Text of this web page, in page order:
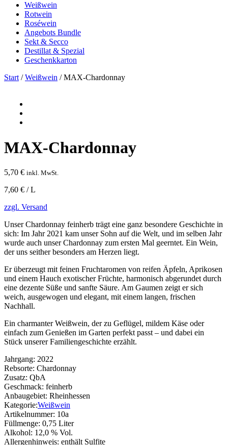
Weißwein
Rotwein
Roséwein
Angebots Bundle
Sekt & Secco
Destillat & Spezial
Geschenkkarton
Start/Weißwein / MAX-Chardonnay
MAX-Chardonnay
5,70 € inkl. MwSt.
7,60 € / L
zzgl. Versand
Unser Chardonnay feinherb trägt eine ganz besondere Geschichte in
sich: Im Jahr 2021 kam unser Sohn auf die Welt, und im selben Jahr
wurde auch unser Chardonnay zum ersten Mal geerntet. Ein Wein,
der uns seither besonders am Herzen liegt.
Er überzeugt mit feinen Fruchtaromen von reifen Äpfeln, Aprikosen
und einem Hauch exotischer Früchte, harmonisch abgerundet durch
eine dezente Süße und sanfte Säure. Am Gaumen zeigt er sich
weich, ausgewogen und elegant, mit einem langen, frischen
Nachhall.
Ein charmanter Weißwein, der zu Geflügel, mildem Käse oder
einfach zum Genießen im Garten perfekt passt – und dabei ein
Stück unserer Familiengeschichte erzählt.
Jahrgang: 2022
Rebsorte: Chardonnay
Zusatz: QbA
Geschmack: feinherb
Anbaugebiet: Rheinhessen
Kategorie:Weißwein
Artikelnummer: 10a
Füllmenge: 0,75 Liter
Alkohol: 12,0 % Vol.
Allergenhinweis: enthält Sulfite